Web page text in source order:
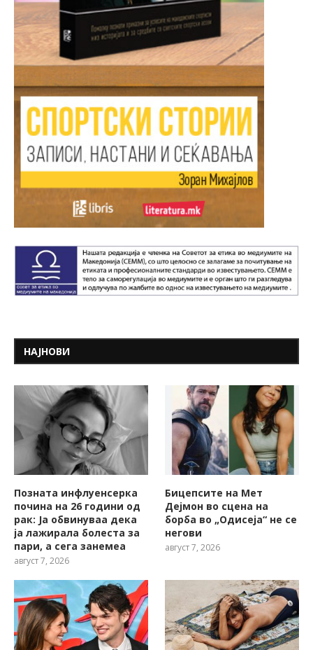
НАЈНОВИ
Позната инфлуенсерка
почина на 26 години од
рак: Ја обвинуваа дека
ја лажирала болеста за
пари, а сега занемеа
август 7, 2026
Бицепсите на Мет
Дејмон во сцена на
борба во „Одисеја“ не се
негови
август 7, 2026